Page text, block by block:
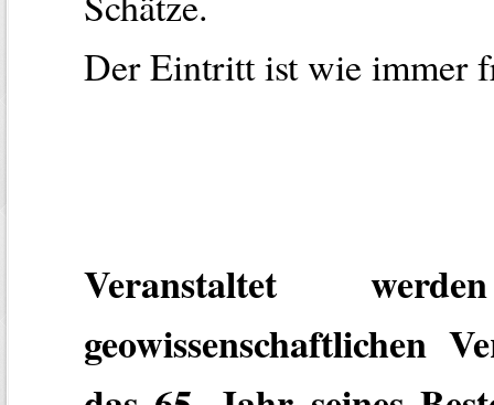
Der Eintritt ist wie immer
Veranstaltet
geowissenschaftlichen